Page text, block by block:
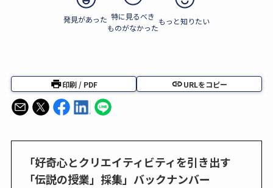
発見があった 特に見るべき
ものがなかった
もっと知りたい
印刷 / PDF URLをコピー
「好奇心とクリエイティビティを引き出す
「伝説の授業」採集」バックナンバー